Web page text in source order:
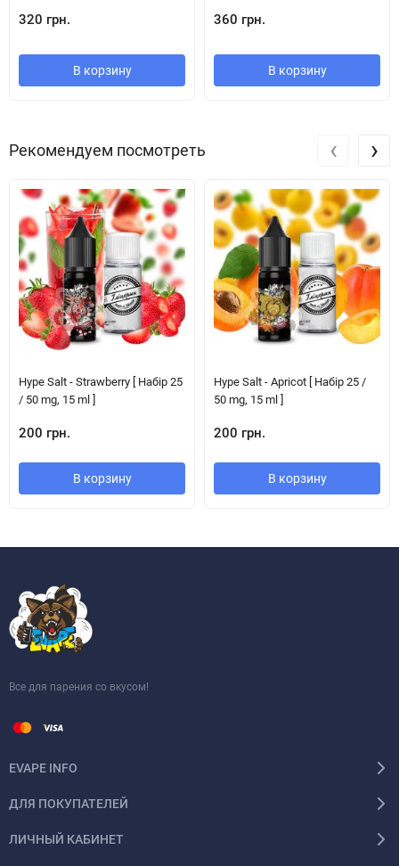
320 грн.
В корзину
360 грн.
В корзину
Рекомендуем посмотреть
Hype Salt - Strawberry [ Набір 25
/ 50 mg, 15 ml ]
200 грн.
В корзину
Hype Salt - Apricot [ Набір 25 /
50 mg, 15 ml ]
200 грн.
В корзину
‹ ›
Все для парения со вкусом!
EVAPE INFO
ДЛЯ ПОКУПАТЕЛЕЙ
ЛИЧНЫЙ КАБИНЕТ